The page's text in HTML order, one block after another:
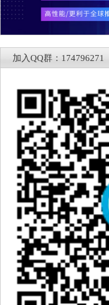
加入QQ群：174796271